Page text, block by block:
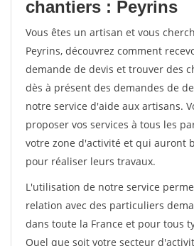
chantiers : Peyrins
Vous êtes un artisan et vous
Peyrins, découvrez comment
demande de devis et trouver des
dès à présent des demandes de
notre service d'aide aux artisans.
proposer vos services à tous les
votre zone d'activité et qui auront
pour réaliser leurs travaux.
L'utilisation de notre service
relation avec des particuliers
dans toute la France et pour tous
Quel que soit votre secteur